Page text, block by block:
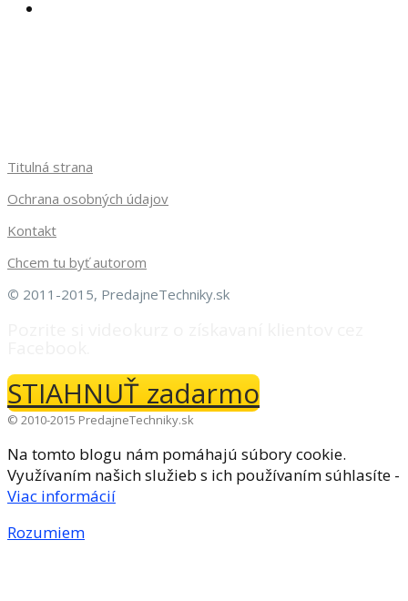
Titulná strana
Ochrana osobných údajov
Kontakt
Chcem tu byť autorom
© 2011-2015, PredajneTechniky.sk
STIAHNUŤ zadarmo
© 2010-2015 PredajneTechniky.sk
Na tomto blogu nám pomáhajú súbory cookie.
Využívaním našich služieb s ich používaním súhlasíte -
Viac informácií
Rozumiem